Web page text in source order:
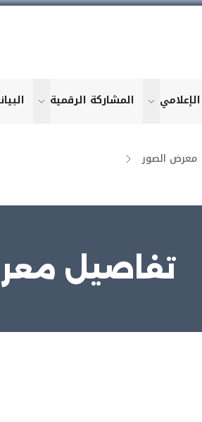
show submenu
show submenu for "More"
المشاركة الرقمية "More"
معرض الصور
تفاصيل